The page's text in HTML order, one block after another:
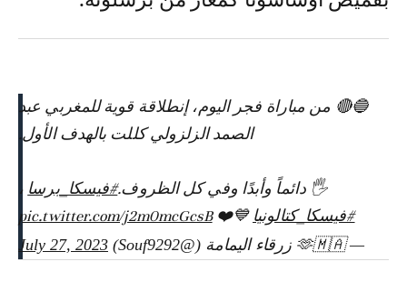
🔵🔴 من مباراة فجر اليوم، إنطلاقة قوية للمغربي عبد
الصمد الزلزولي كللت بالهدف الأول.
🖐️ دائماً وأبدًا وفي كل الظروف.#فيسكا_برسا ،
#فيسكا_كتالونيا 💙❤️
pic.twitter.com/j2m0mcGcsB
— 🫶🇲🇦 زرقاء اليمامة (@Souf9292) July 27, 2023